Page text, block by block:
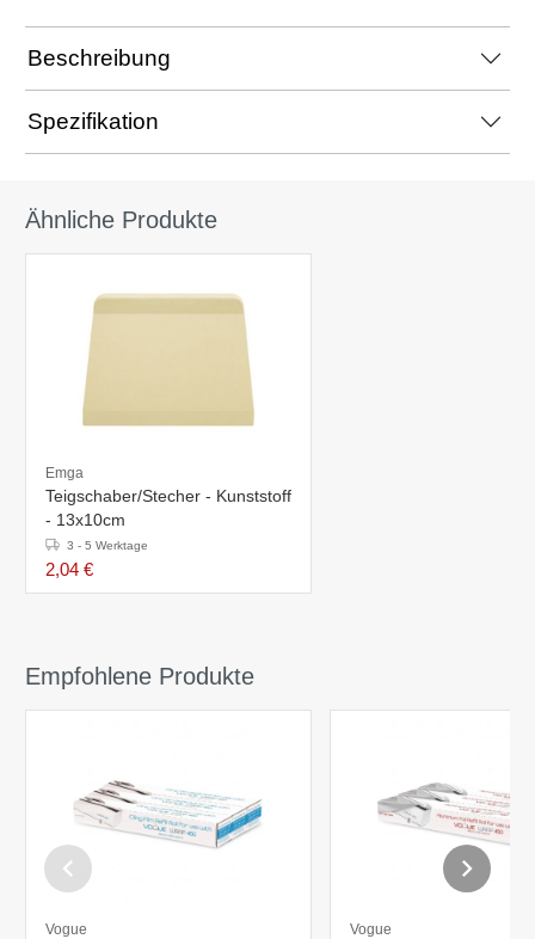
Beschreibung
Spezifikation
Ähnliche Produkte
Emga
Teigschaber/Stecher - Kunststoff
- 13x10cm
3 - 5 Werktage
2,04 €
Empfohlene Produkte
Vogue Vogue